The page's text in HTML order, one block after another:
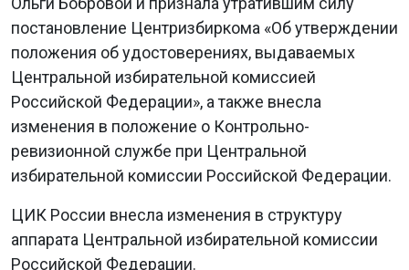
постановление Центризбиркома «Об утверждении
положения об удостоверениях, выдаваемых
Центральной избирательной комиссией
Российской Федерации», а также внесла
изменения в положение о Контрольно-
ревизионной службе при Центральной
избирательной комиссии Российской Федерации.
ЦИК России внесла изменения в структуру
аппарата Центральной избирательной комиссии
Российской Федерации.